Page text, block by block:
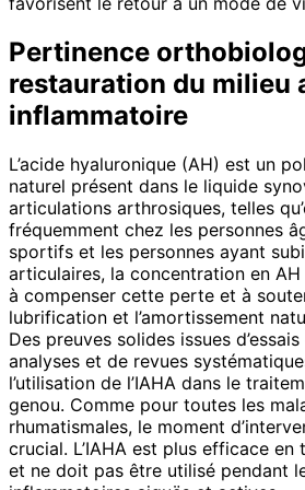
Pertinence
restauration du milieu
inflammatoire
L’acide hyaluronique (AH) est un
naturel présent dans le liquide
articulations arthrosiques, telles
fréquemment chez les personnes
sportifs et les personnes ayant
articulaires, la concentration en AH
à compenser cette perte et à
lubrification et l’amortissement
Des preuves solides issues
analyses et de revues
l’utilisation de l’IAHA dans le
genou. Comme pour toutes les
rhumatismales, le moment
crucial. L’IAHA est plus efficace
et ne doit pas être utilisé pendant